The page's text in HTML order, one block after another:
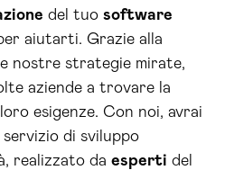
del tuo software
aiutarti. Grazie alla
nostre strategie mirate,
aziende a trovare la
esigenze. Con noi, avrai
servizio di sviluppo
realizzato da esperti del